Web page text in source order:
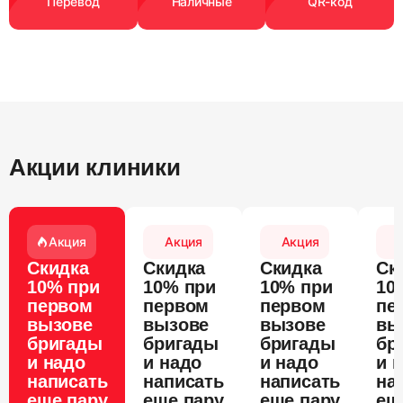
Акции клиники
Акция
Скидка
10% при
первом
вызове
бригады
и надо
написать
Акция
Скидка
10% при
первом
вызове
бригады
и надо
написать
Акция
Скидка
10% при
первом
вызове
бригады
и надо
написать
и